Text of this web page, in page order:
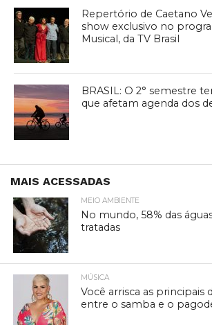
Repertório de Caetano
show exclusivo no
Musical, da TV Brasil
BRASIL: O 2° semestre
que afetam agenda dos
MAIS ACESSADAS
MEIO AMBIENTE
No mundo, 58% das
tratadas
MÚSICA
Você arrisca as principais
entre o samba e o